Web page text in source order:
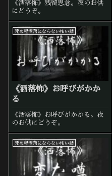
《洒落怖》残留思念。夜のお供
にどうぞ。
死ぬ程洒落にならない怖い話
《洒落怖》お呼びがかか
る
《洒落怖》お呼びがかかる。夜
のお供にどうぞ。
死ぬ程洒落にならない怖い話